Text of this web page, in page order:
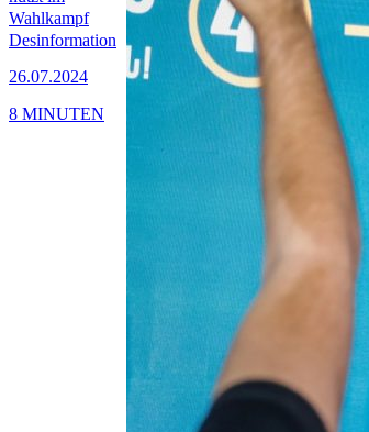
Wahlkampf
Desinformation
26.07.2024
8 MINUTEN